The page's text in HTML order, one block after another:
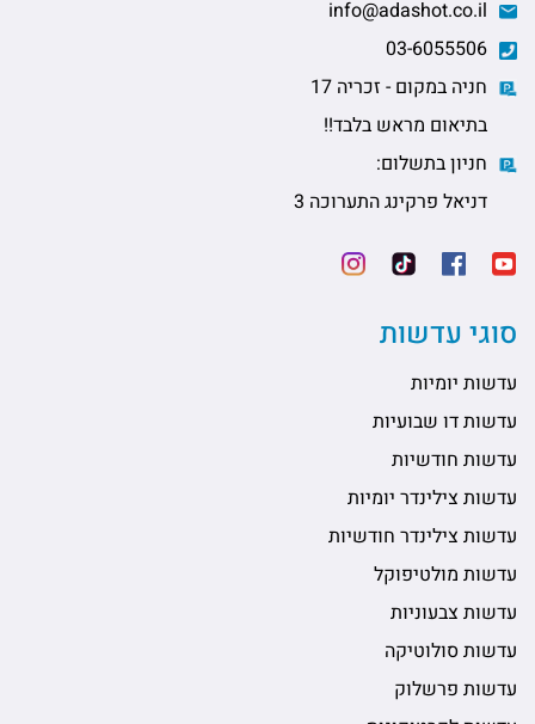
חניה במקום - זכריה 17
בתיאום מראש בלבד!!
חניון בתשלום:
דניאל פרקינג התערוכה 3
סוגי עדשות
עדשות יומיות
עדשות דו שבועיות
עדשות חודשיות
עדשות צילינדר יומיות
עדשות צילינדר חודשיות
עדשות מולטיפוקל
עדשות צבעוניות
עדשות סולוטיקה
עדשות פרשלוק